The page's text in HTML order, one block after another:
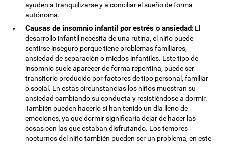
ayuden a tranquilizarse y a conciliar el sueño de forma
autónoma.
Causas de insomnio infantil por estrés o ansiedad: El
desarrollo infantil necesita de una rutina, el niño puede
sentirse inseguro porque tiene problemas familiares,
ansiedad de separación o miedos infantiles. Este tipo de
insomnio suele aparecer de forma repentina, puede ser
transitorio producido por factores de tipo personal, familiar
o social. En estas circunstancias los niños muestran su
ansiedad cambiando su conducta y resistiéndose a dormir.
También pueden hacerlo si han tenido un día lleno de
emociones, ya que dormir significaría dejar de hacer las
cosas con las que estaban disfrutando. Los temores
nocturnos del niño también pueden ser un problema, en este